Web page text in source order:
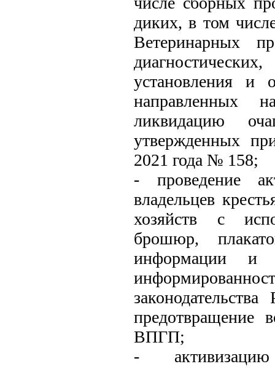
диких, в том
Ветеринарных
установления и
направленных
ликвидацию
утвержденных
2021 года № 158;
- проведение
владельцев
хозяйств с
брошюр,
информации и
предотвращение
ВПГП;
-